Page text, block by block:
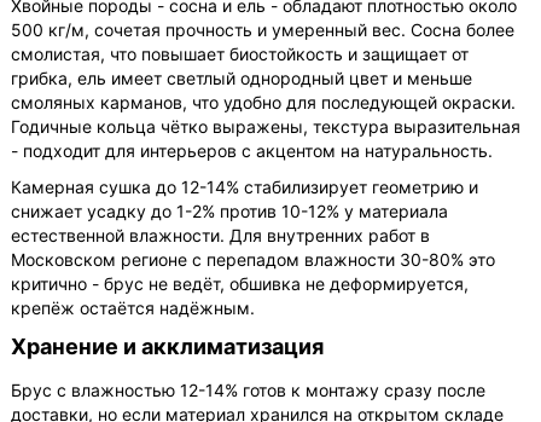
Хвойные породы - сосна и ель - обладают плотностью около
500 кг/м, сочетая прочность и умеренный вес. Сосна более
смолистая, что повышает биостойкость и защищает от
грибка, ель имеет светлый однородный цвет и меньше
смоляных карманов, что удобно для последующей окраски.
Годичные кольца чётко выражены, текстура выразительная
- подходит для интерьеров с акцентом на натуральность.
Камерная сушка до 12-14% стабилизирует геометрию и
снижает усадку до 1-2% против 10-12% у материала
естественной влажности. Для внутренних работ в
Московском регионе с перепадом влажности 30-80% это
критично - брус не ведёт, обшивка не деформируется,
крепёж остаётся надёжным.
Хранение и акклиматизация
Брус с влажностью 12-14% готов к монтажу сразу после
доставки, но если материал хранился на открытом складе